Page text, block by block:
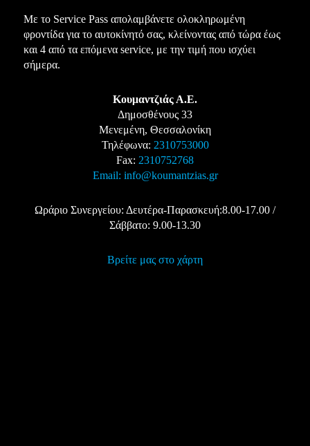
Με το Service Pass απολαμβάνετε ολοκληρωμένη
φροντίδα για το αυτοκίνητό σας, κλείνοντας από τώρα έως
και 4 από τα επόμενα service, με την τιμή που ισχύει
σήμερα.
Κουμαντζιάς Α.Ε.
Δημοσθένους 33
Μενεμένη, Θεσσαλονίκη
Τηλέφωνα: 2310753000
Fax: 2310752768
Email: info@koumantzias.gr
Ωράριο Συνεργείου: Δευτέρα-Παρασκευή:8.00-17.00 /
Σάββατο: 9.00-13.30
Βρείτε μας στο χάρτη